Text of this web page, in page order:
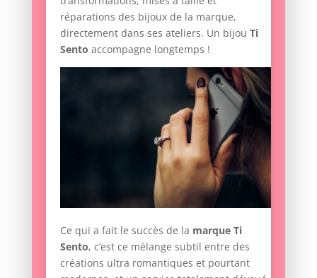
réparations des bijoux de la marque,
directement dans ses ateliers. Un bijou Ti
Sento accompagne longtemps !
Ce qui a fait le succès de la marque Ti
Sento, c’est ce mélange subtil entre des
créations ultra romantiques et pourtant